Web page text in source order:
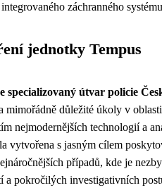
záchranného
jednotky Tempus
specializovaný útvar policie
mimořádně důležité úkoly v
nejmodernějších technologií a
vytvořena s jasným cílem
případů, kde je
a pokročilých investigativních